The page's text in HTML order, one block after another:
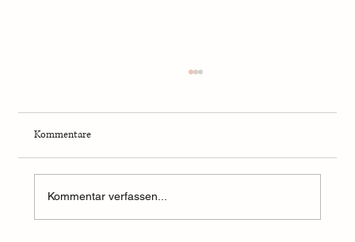
Kommentare
Kommentar verfassen...